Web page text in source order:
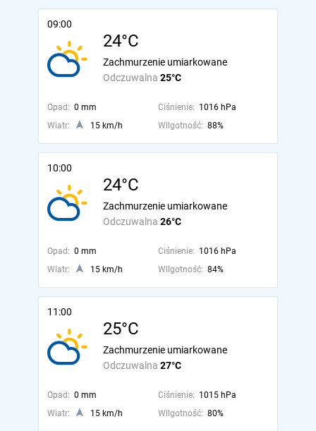
09:00
24°C
Odczuwalna 25°C
Zachmurzenie umiarkowane
Opad: 0 mm Ciśnienie: 1016 hPa
Wiatr:
15 km/h Wilgotność: 88%
10:00
24°C
Odczuwalna 26°C
Zachmurzenie umiarkowane
Opad: 0 mm Ciśnienie: 1016 hPa
Wiatr:
15 km/h Wilgotność: 84%
11:00
25°C
Odczuwalna 27°C
Zachmurzenie umiarkowane
Opad: 0 mm Ciśnienie: 1015 hPa
Wiatr:
15 km/h Wilgotność: 80%